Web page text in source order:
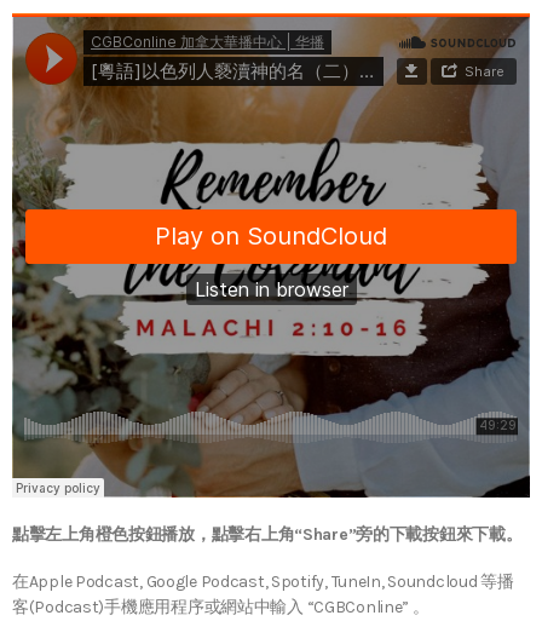
點擊左上角橙色按鈕播放，點擊右上角“Share”旁的下載按鈕來下載。
在Apple Podcast, Google Podcast, Spotify, TuneIn, Soundcloud 等播
客(Podcast)手機應用程序或網站中輸入 “CGBConline” 。